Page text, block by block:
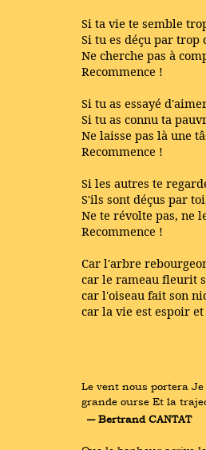
Si ta vie te semble
Si tu es déçu par trop
Ne cherche pas à
Recommence !
Si tu as essayé
Si tu as connu ta
Ne laisse pas là une
Recommence !
Si les autres te
S'ils sont déçus par
Ne te révolte pas, ne
Recommence !
Car l'arbre
car le rameau fleurit
car l'oiseau fait son
car la vie est espoir
Le vent nous portera
grande ourse Et la
― Bertrand CANTAT